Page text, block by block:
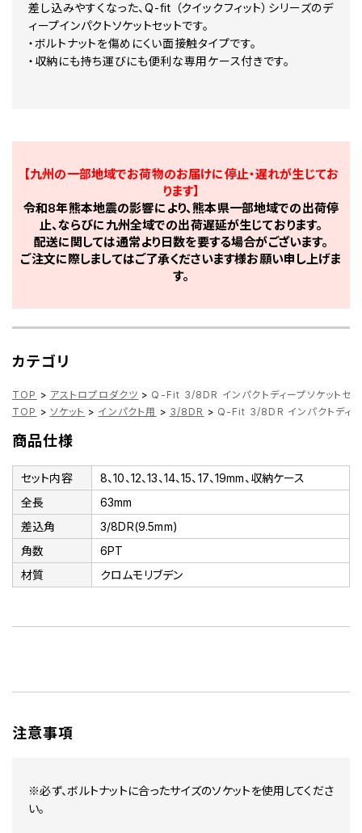
差し込みやすくなった、Q-fit （クイックフィット）シリーズのデ
ィープインパクトソケットセットです。
・ボルトナットを傷めにくい面接触タイプです。
・収納にも持ち運びにも便利な専用ケース付きです。
【九州の一部地域でお荷物のお届けに停止・遅れが生じてお
ります】
令和8年熊本地震の影響により、熊本県一部地域での出荷停
止、ならびに九州全域での出荷遅延が生じております。
配送に関しては通常より日数を要する場合がございます。
ご注文に際しましてはご了承くださいます様お願い申し上げま
す。
カテゴリ
TOP > アストロプロダクツ > Q-Fit 3/8DR インパクトディープソケットセ
TOP > ソケット > インパクト用 > 3/8DR > Q-Fit 3/8DR インパクトディー
商品仕様
セット内容
8、10、12、13、14、15、17、19mm、収納ケース
全長
63mm
差込角
3/8DR(9.5mm)
角数
6PT
材質
クロムモリブデン
注意事項
※必ず、ボルトナットに合ったサイズのソケットを使用してくださ
い。